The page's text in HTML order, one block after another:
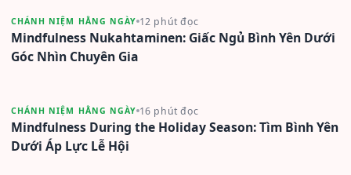
CHÁNH NIỆM HẰNG NGÀY 12 phút đọc
Mindfulness Nukahtaminen: Giấc Ngủ Bình Yên Dưới
Góc Nhìn Chuyên Gia
CHÁNH NIỆM HẰNG NGÀY 16 phút đọc
Mindfulness During the Holiday Season: Tìm Bình Yên
Dưới Áp Lực Lễ Hội